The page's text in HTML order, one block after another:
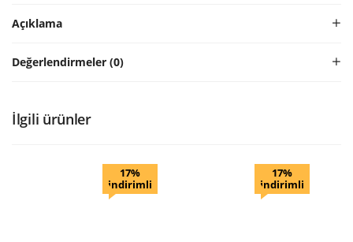
Açıklama
Değerlendirmeler (0)
İlgili ürünler
17%
indirimli
17%
indirimli